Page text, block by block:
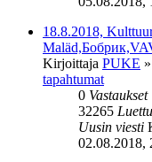
18.8.2018,
Kirjoittaja PUKE »
tapahtumat
0 Vastaukset
32265 Luettu
Uusin viesti
02.08.2018,